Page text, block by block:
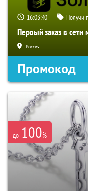
16:03:40 Получи
Первый заказ в сети
Россия
Промокод
до 100%